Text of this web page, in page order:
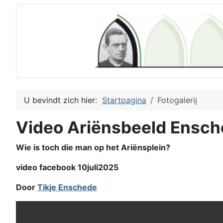
U bevindt zich hier: Startpagina Fotogalerij
Video Ariënsbeeld
Wie is toch die man op het Ariënsplein?
video facebook 10juli2025
Door Tikje Enschede